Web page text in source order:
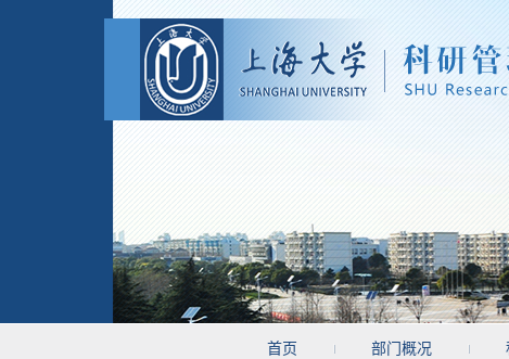
首页 部门概况